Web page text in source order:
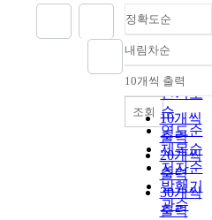
정확도순
정확도
순
인기도
순
연도순
제목순
저자순
발행기
관순
내림차순
내림차
10개씩 출력
10개씩
출력
20개씩
출력
30개씩
출력
조회